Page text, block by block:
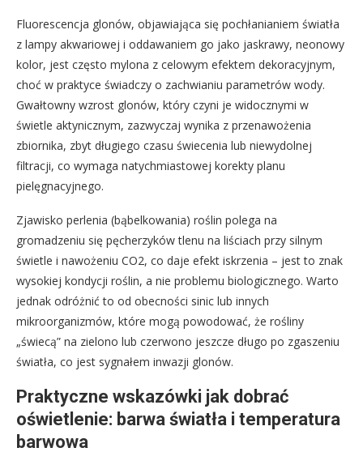
Fluorescencja glonów, objawiająca się pochłanianiem światła
z lampy akwariowej i oddawaniem go jako jaskrawy, neonowy
kolor, jest często mylona z celowym efektem dekoracyjnym,
choć w praktyce świadczy o zachwianiu parametrów wody.
Gwałtowny wzrost glonów, który czyni je widocznymi w
świetle aktynicznym, zazwyczaj wynika z przenawożenia
zbiornika, zbyt długiego czasu świecenia lub niewydolnej
filtracji, co wymaga natychmiastowej korekty planu
pielęgnacyjnego.
Zjawisko perlenia (bąbelkowania) roślin polega na
gromadzeniu się pęcherzyków tlenu na liściach przy silnym
świetle i nawożeniu CO2, co daje efekt iskrzenia – jest to znak
wysokiej kondycji roślin, a nie problemu biologicznego. Warto
jednak odróżnić to od obecności sinic lub innych
mikroorganizmów, które mogą powodować, że rośliny
„świecą” na zielono lub czerwono jeszcze długo po zgaszeniu
światła, co jest sygnałem inwazji glonów.
Praktyczne wskazówki jak dobrać
oświetlenie: barwa światła i temperatura
barwowa